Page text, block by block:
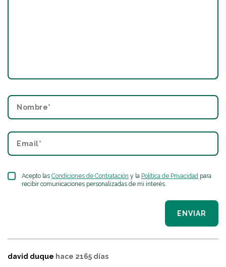
Acepto las Condiciones de Contratación y la Política de Privacidad para
recibir comunicaciones personalizadas de mi interés.
ENVIAR
david duque hace 2165 días